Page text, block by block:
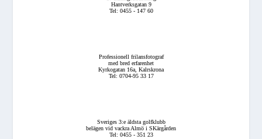
Hantverksgatan 9
Tel: 0455 - 147 60
Professionell frilansfotograf
med bred erfarenhet
Kyrkogatan 16a, Kalrskrona
Tel: 0704-95 33 17
Sveriges 3:e äldsta golfklubb
belägen vid vackra Almö i SKärgården
Tel: 0455 - 351 23